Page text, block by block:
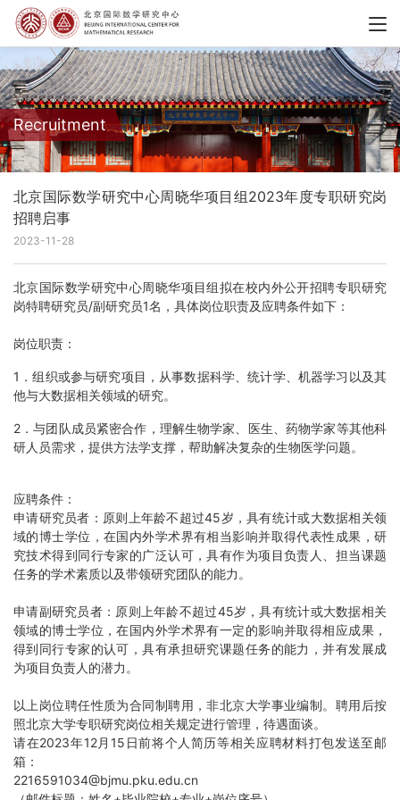
Recruitment
北京国际数学研究中心周晓华项目组2023年度专职研究岗
招聘启事
2023-11-28
北京国际数学研究中心周晓华项目组拟在校内外公开招聘专职研究
岗特聘研究员/副研究员1名，具体岗位职责及应聘条件如下：
岗位职责：
1．组织或参与研究项目，从事数据科学、统计学、机器学习以及其
他与大数据相关领域的研究。
2．与团队成员紧密合作，理解生物学家、医生、药物学家等其他科
研人员需求，提供方法学支撑，帮助解决复杂的生物医学问题。
应聘条件：
申请研究员者：原则上年龄不超过45岁，具有统计或大数据相关领
域的博士学位，在国内外学术界有相当影响并取得代表性成果，研
究技术得到同行专家的广泛认可，具有作为项目负责人、担当课题
任务的学术素质以及带领研究团队的能力。
申请副研究员者：原则上年龄不超过45岁，具有统计或大数据相关
领域的博士学位，在国内外学术界有一定的影响并取得相应成果，
得到同行专家的认可，具有承担研究课题任务的能力，并有发展成
为项目负责人的潜力。
以上岗位聘任性质为合同制聘用，非北京大学事业编制。聘用后按
照北京大学专职研究岗位相关规定进行管理，待遇面谈。
请在2023年12月15日前将个人简历等相关应聘材料打包发送至邮
箱：
2216591034@bjmu.pku.edu.cn